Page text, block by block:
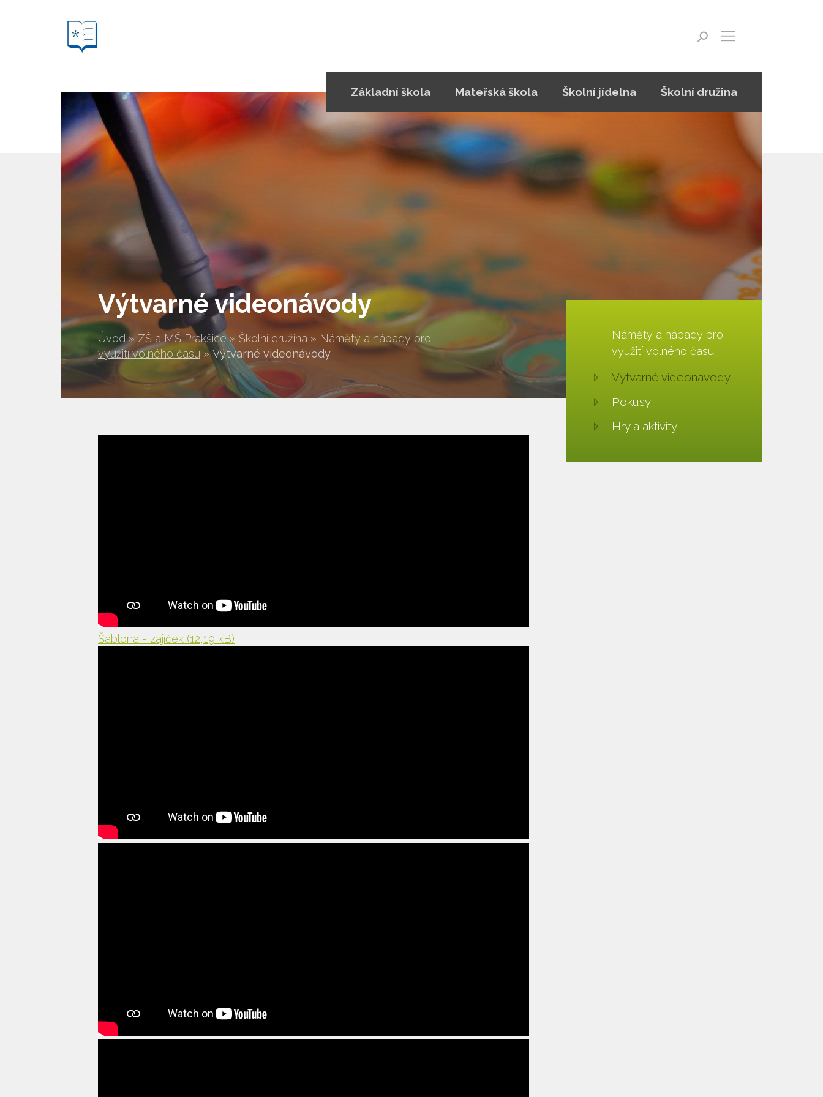
Výtvarné videonávody
Úvod » ZŠ a MŠ Prakšice » Školní družina » Náměty a nápady pro
využití volného času » Výtvarné videonávody
Základní škola Mateřská škola Školní jídelna Školní družina
Šablona - zajíček (12,19 kB)
Náměty a nápady pro
využití volného času
Výtvarné videonávody
Pokusy
Hry a aktivity